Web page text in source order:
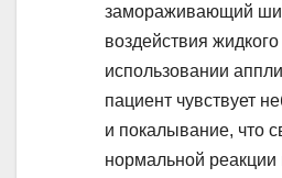
замораживающий
воздействия
использовании
пациент чувствует
и покалывание, что
нормальной реакции